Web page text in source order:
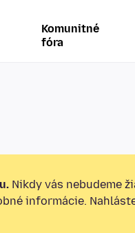
Komunitné
fóra
Nikdy vás nebudeme
informácie.